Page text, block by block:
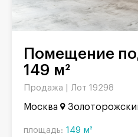
Помещение под сувениры,
149 м²
Продажа | Лот 19298
Москва
площадь: 149 м²